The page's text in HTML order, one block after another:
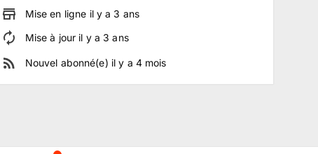
Mise en ligne il y a 3 ans
Mise à jour il y a 3 ans
Nouvel abonné(e) il y a 4 mois